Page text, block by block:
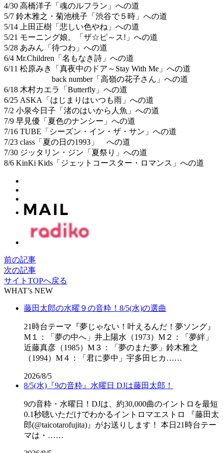
4/30 高橋洋子「魂のルフラン」への道
5/7 鈴木雅之・菊池桃子「渋谷で５時」への道
5/14 上田正樹「悲しい色やね」への道
5/21 モーニング娘。「ザ☆ピ～ス!」への道
5/28 あみん「待つわ」への道
6/4 Mr.Children「名もなき詩」への道
6/11 松原みき「真夜中のドア～Stay With Me」への道
back number「高嶺の花子さん」への道
6/18 木村カエラ「Butterfly」への道
6/25 ASKA「はじまりはいつも雨」への道
7/2 小泉今日子「渚のはいから人魚」への道
7/9 早見優「夏色のナンシー」への道
7/16 TUBE「シーズン・イン・ザ・サン」への道
7/23 class「夏の日の1993」 への道
7/30 ジッタリン・ジン「夏祭り」への道
8/6 KinKi Kids「ジェットコースター・ロマンス」への道
前の記事
次の記事
サイトTOPへ戻る
WHAT’s NEW
藤田太郎の水曜９の音粋！8/5(水)の選曲
21時台テーマ『夢じゃない！叶えるんだ！夢ソング』
M１：「夢の中へ」井上陽水（1973）M２：「夢絆」
近藤真彦（1985）M３：「夢のまた夢」鈴木雅之
（1994）M４：「君に夢中」宇多田ヒカ……
2026/8/5
8/5(水)『9の音粋』水曜日 DJは藤田太郎！
9の音粋・水曜日！DJは、約30,000曲のイントロを最短
0.1秒聴いただけでわかるイントロマエストロ 『藤田太
郎(@taicotarofujita)』がお送りします！ 本日21時台テー
マは・……